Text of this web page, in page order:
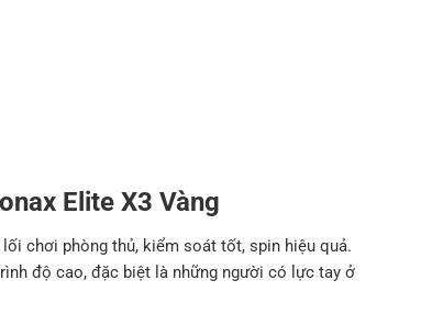
Elite X3 Vàng
chơi phòng thủ, kiểm soát tốt, spin hiệu quả.
độ cao, đặc biệt là những người có lực tay ở